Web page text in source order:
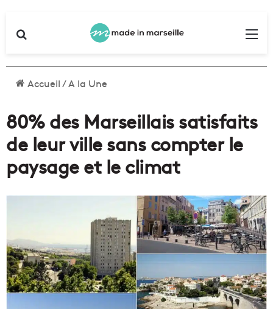
Accueil/A la Une
80% des Marseillais satisfaits
de leur ville sans compter le
paysage et le climat